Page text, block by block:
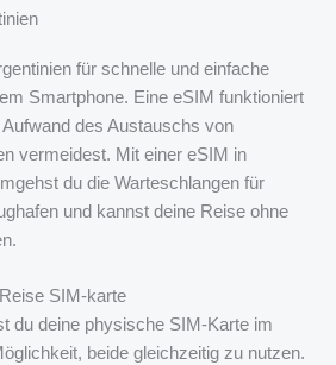
für schnelle und einfache
Smartphone. Eine eSIM funktioniert
des Austauschs von
vermeidest. Mit einer eSIM in
du die Warteschlangen für
und kannst deine Reise ohne
SIM-karte
du deine physische SIM-Karte im
beide gleichzeitig zu nutzen.